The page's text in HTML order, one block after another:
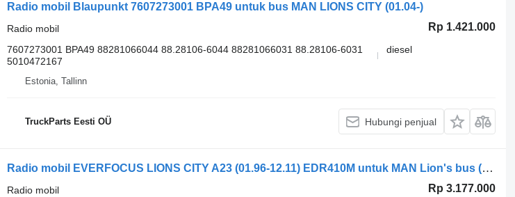
Radio mobil Blaupunkt 7607273001 BPA49 untuk bus MAN LIONS CITY (01.04-)
Rp 1.421.000
Radio mobil
7607273001 BPA49 88281066044 88.28106-6044 88281066031 88.28106-6031
5010472167
diesel
Estonia, Tallinn
TruckParts Eesti OÜ Hubungi penjual
Radio mobil EVERFOCUS LIONS CITY A23 (01.96-12.11) EDR410M untuk MAN Lion's bus (1991-)
Rp 3.177.000
Radio mobil